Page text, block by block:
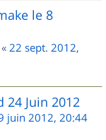
le 8
« 22 sept. 2012,
24 Juin 2012
juin 2012, 20:44